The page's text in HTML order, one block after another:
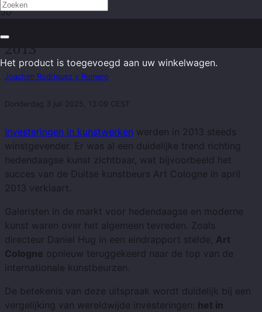
Het product is toegevoegd aan uw winkelwagen.
2013
Joachim Rodriguez y Romero
Donderdag 3 juli 2025, 13:09 CEST
Investeringen in kunstwerken werden in 2013 steeds
winstgevender. Er was al een duidelijke trend richting
hedendaagse kunst zichtbaar, wat bijvoorbeeld het
succes van de Duitse kunstbeurs Art Cologne in april
2013 verklaart.
Galeristen in de markt voor hedendaagse en moderne
kunst waren over het algemeen tevreden. Zoals
directeur Daniel Hug in een eindrapport stelde, Art
Cologne opnieuw teruggekeerd naar de top van de
internationale kunstbeurzen.
De betekenis van deze uitspraak wordt duidelijk bij een
vergelijking van wereldwijde investeringen: het in